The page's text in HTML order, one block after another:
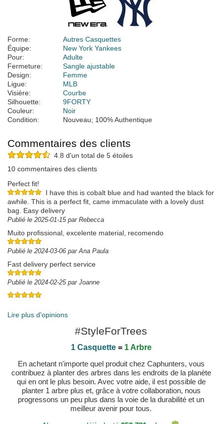
Forme:
Autres Casquettes
Équipe:
New York Yankees
Pour:
Adulte
Fermeture:
Sangle ajustable
Design:
Femme
Ligue:
MLB
Visière:
Courbe
Silhouette:
9FORTY
Couleur:
Noir
Condition:
Nouveau; 100% Authentique
Commentaires des clients
4.8 d'un total de 5 étoiles
10 commentaires des clients
Perfect fit!
I have this is cobalt blue and had wanted the black for
awhile. This is a perfect fit, came immaculate with a lovely dust
bag. Easy delivery
Publié le 2025-01-15 par Rebecca
Muito profissional, excelente material, recomendo
Publié le 2024-03-06 par Ana Paula
Fast delivery perfect service
Publié le 2024-02-25 par Joanne
Lire plus d'opinions
#StyleForTrees
1 Casquette= 1 Arbre
En achetant n'importe quel produit chez Caphunters, vous
contribuez à planter des arbres dans les endroits de la planète
qui en ont le plus besoin. Avec votre aide, il est possible de
planter 1 arbre plus et, grâce à votre collaboration, nous
progressons un peu plus dans la voie de la durabilité et un
meilleur avenir pour tous.